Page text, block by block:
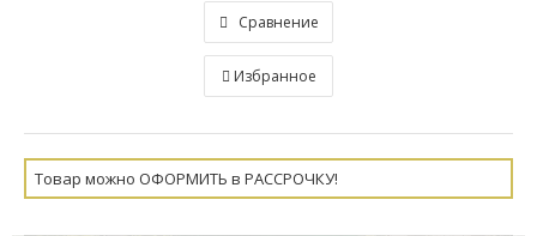
Сравнение
Избранное
Товар можно ОФОРМИТЬ в РАССРОЧКУ!